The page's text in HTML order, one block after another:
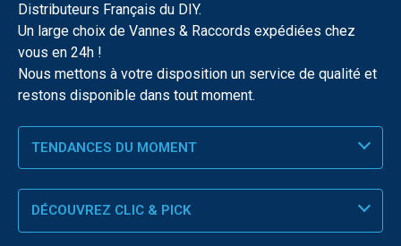
Distributeurs Français du DIY.
Un large choix de Vannes & Raccords expédiées chez
vous en 24h !
Nous mettons à votre disposition un service de qualité et
restons disponible dans tout moment.
TENDANCES DU MOMENT
DÉCOUVREZ CLIC & PICK